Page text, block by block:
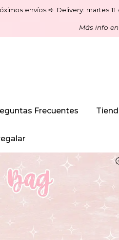
envíos ➪ Delivery: martes
Más info
Frecuentes